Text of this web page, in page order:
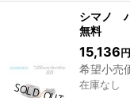
シマノ
無料
15,136 円
希望小売
在庫なし